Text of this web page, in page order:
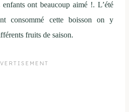
ont beaucoup aimé !. L’été
consommé cette boisson on y
fruits de saison.